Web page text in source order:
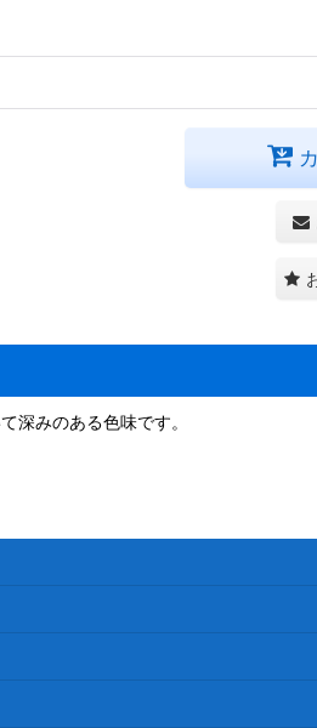
深みのある色味です。